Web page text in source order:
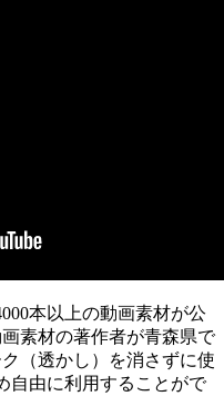
本以上の動画素材が公
素材の著作者が青森県で
（透かし）を消さずに使
自由に利用することがで